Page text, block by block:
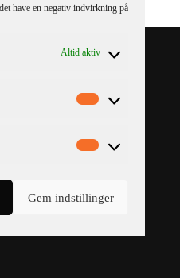
have en negativ indvirkning på
Altid aktiv
Gem indstillinger